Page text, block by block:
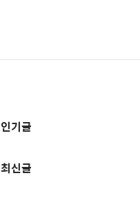
추
정
인기글
최신글